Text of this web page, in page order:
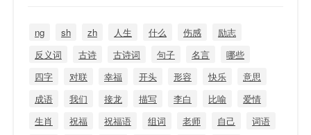
ng sh zh 人生 什么 伤感
励志
反义词
古诗 古诗词 句子 名言
哪些
四字
对联 幸福 开头 形容 快乐
意思
成语
我们 接龙 描写 李白 比喻
爱情
生肖
祝福 祝福语 组词 老师 自己
词语